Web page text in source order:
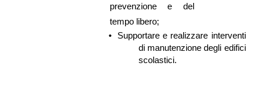
prevenzione e del
tempo libero;
•
Supportare e realizzare interventi
di manutenzione degli edifici
scolastici.